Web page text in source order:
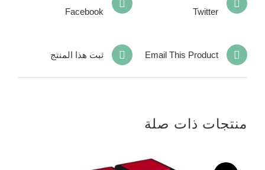
Facebook
Twitter
ثبت هذا المنتج Email This Product
منتجات ذات صلة